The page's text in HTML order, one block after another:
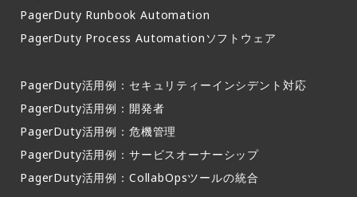
PagerDuty Runbook Automation
PagerDuty Process Automationソフトウェア
PagerDuty活用例：セキュリティーインシデント対応
PagerDuty活用例：開発者
PagerDuty活用例：危機管理
PagerDuty活用例：サービスオーナーシップ
PagerDuty活用例：CollabOpsツールの統合